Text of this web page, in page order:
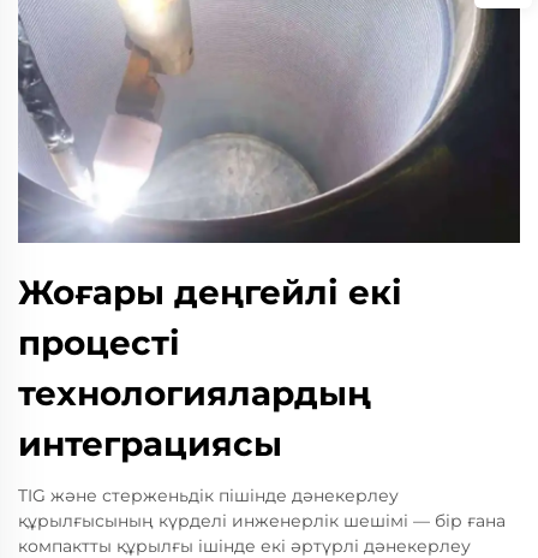
Жоғары деңгейлі екі
процесті
технологиялардың
интеграциясы
TIG және стерженьдік пішінде дәнекерлеу
құрылғысының күрделі инженерлік шешімі — бір ғана
компактты құрылғы ішінде екі әртүрлі дәнекерлеу